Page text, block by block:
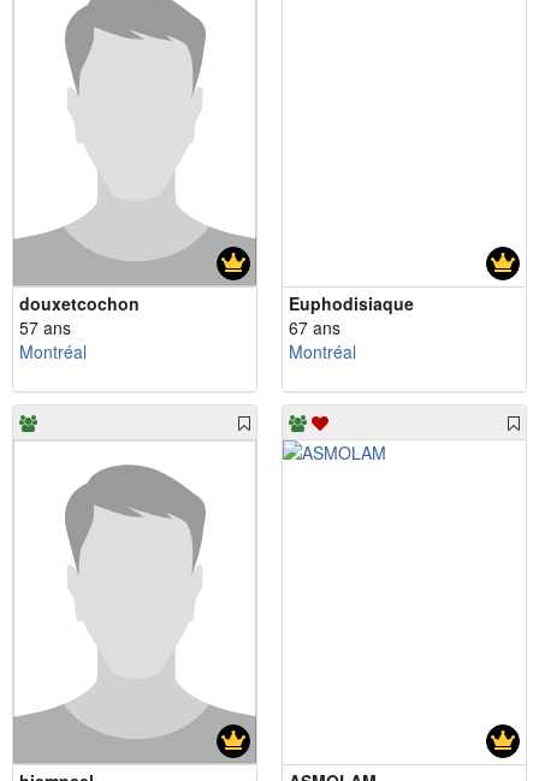
douxetcochon
57 ans
Montréal
Euphodisiaque
67 ans
Montréal